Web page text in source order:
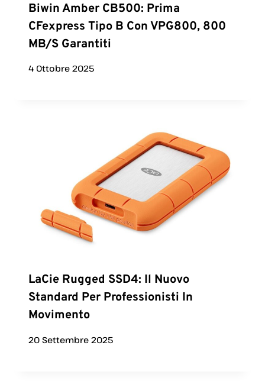
Biwin Amber CB500: Prima
CFexpress Tipo B Con VPG800, 800
MB/s Garantiti
4 Ottobre 2025
LaCie Rugged SSD4: Il Nuovo
Standard Per Professionisti In
Movimento
20 Settembre 2025